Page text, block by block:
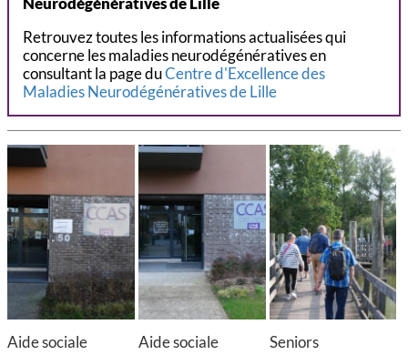
Retrouvez toutes les informations actualisées qui
concerne les maladies neurodégénératives en
consultant la page duCentre d'Excellence des
Maladies Neurodégénératives de Lille
Aide sociale Aide sociale Seniors